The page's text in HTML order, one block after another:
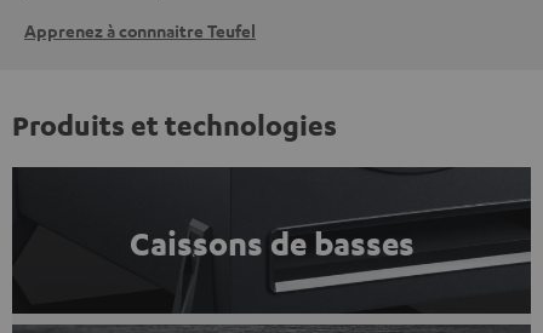
Apprenez à connnaitre Teufel
Produits et technologies
Caissons de basses